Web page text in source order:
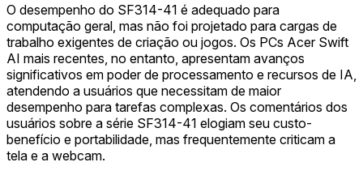
O desempenho do SF314-41 é adequado para
computação geral, mas não foi projetado para cargas de
trabalho exigentes de criação ou jogos. Os PCs Acer Swift
AI mais recentes, no entanto, apresentam avanços
significativos em poder de processamento e recursos de IA,
atendendo a usuários que necessitam de maior
desempenho para tarefas complexas. Os comentários dos
usuários sobre a série SF314-41 elogiam seu custo-
benefício e portabilidade, mas frequentemente criticam a
tela e a webcam.